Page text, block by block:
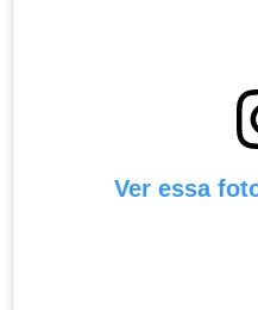
Ver essa